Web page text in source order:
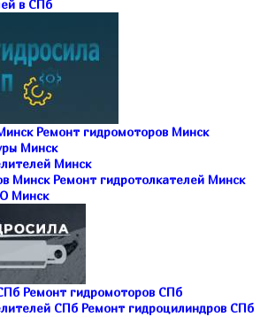
в СПб
Ремонт гидромоторов Минск
Минск
Минск
Минск Ремонт гидротолкателей Минск
Минск
Ремонт гидромоторов СПб
СПб Ремонт гидроцилиндров СПб